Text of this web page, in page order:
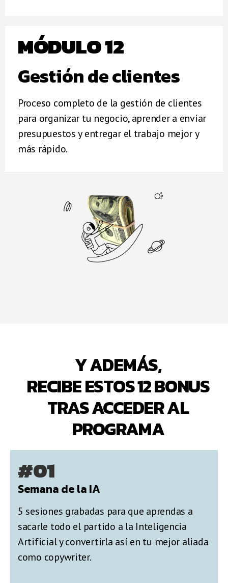
MÓDULO 12
Gestión de clientes
Proceso completo de la gestión de clientes
para organizar tu negocio, aprender a enviar
presupuestos y entregar el trabajo mejor y
más rápido.
Y ADEMÁS,
RECIBE ESTOS 12 BONUS
TRAS ACCEDER AL
PROGRAMA
#01
Semana de la IA
5 sesiones grabadas para que aprendas a
sacarle todo el partido a la Inteligencia
Artificial y convertirla así en tu mejor aliada
como copywriter.